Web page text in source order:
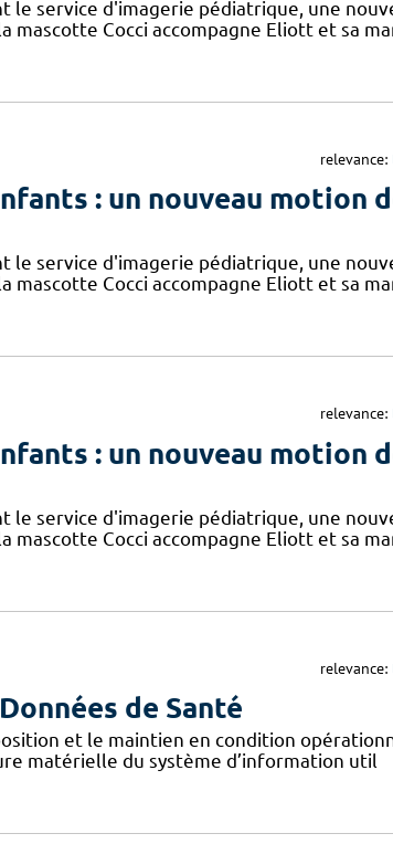
le service d'imagerie pédiatrique, une
Cocci accompagne Eliott et sa
relevance:
: un nouveau motion
le service d'imagerie pédiatrique, une
Cocci accompagne Eliott et sa
relevance:
: un nouveau motion
le service d'imagerie pédiatrique, une
Cocci accompagne Eliott et sa
relevance:
de Santé
et le maintien en condition
matérielle du système d’information util